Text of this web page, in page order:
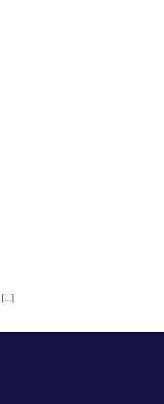
[...]